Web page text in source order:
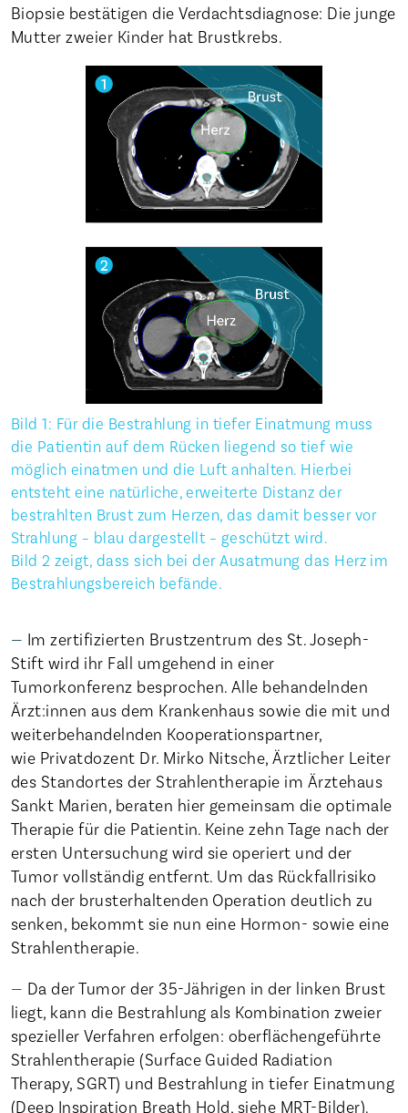
Biopsie bestätigen die Verdachtsdiagnose: Die junge
Mutter zweier Kinder hat Brustkrebs.
Bild 1: Für die Bestrahlung in tiefer Einatmung muss
die Patientin auf dem Rücken liegend so tief wie
möglich einatmen und die Luft anhalten. Hierbei
entsteht eine natürliche, erweiterte Distanz der
bestrahlten Brust zum Herzen, das damit besser vor
Strahlung – blau dargestellt – geschützt wird.
Bild 2 zeigt, dass sich bei der Ausatmung das Herz im
Bestrahlungsbereich befände.
Im zertifizierten Brustzentrum des St. Joseph-
Stift wird ihr Fall umgehend in einer
Tumorkonferenz besprochen. Alle behandelnden
Ärzt:innen aus dem Krankenhaus sowie die mit und
weiterbehandelnden Kooperationspartner,
wie Privatdozent Dr. Mirko Nitsche, Ärztlicher Leiter
des Standortes der Strahlentherapie im Ärztehaus
Sankt Marien, beraten hier gemeinsam die optimale
Therapie für die Patientin. Keine zehn Tage nach der
ersten Untersuchung wird sie operiert und der
Tumor vollständig entfernt. Um das Rückfallrisiko
nach der brusterhaltenden Operation deutlich zu
senken, bekommt sie nun eine Hormon- sowie eine
Strahlentherapie.
Da der Tumor der 35-Jährigen in der linken Brust
liegt, kann die Bestrahlung als Kombination zweier
spezieller Verfahren erfolgen: oberflächengeführte
Strahlentherapie (Surface Guided Radiation
Therapy, SGRT) und Bestrahlung in tiefer Einatmung
(Deep Inspiration Breath Hold, siehe MRT-Bilder).